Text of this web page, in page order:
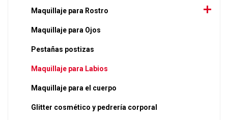
Maquillaje para Rostro
Maquillaje para Ojos
Pestañas postizas
Maquillaje para Labios
Maquillaje para el cuerpo
Glitter cosmético y pedrería corporal